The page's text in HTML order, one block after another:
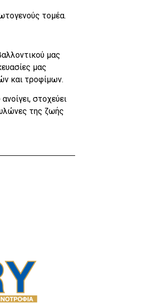
τομέα.
μας
μας
και τροφίμων.
στοχεύει
της ζωής